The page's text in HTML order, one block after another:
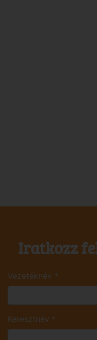
Iratkozz
Vezetéknév *
Keresztnév *